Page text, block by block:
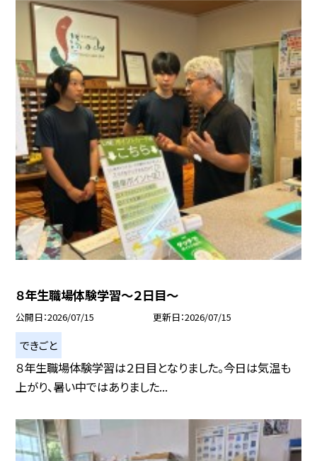
８年生職場体験学習～２日目～
公開日 2026/07/15 更新日 2026/07/15
できごと
８年生職場体験学習は２日目となりました。今日は気温も
上がり、暑い中ではありました...